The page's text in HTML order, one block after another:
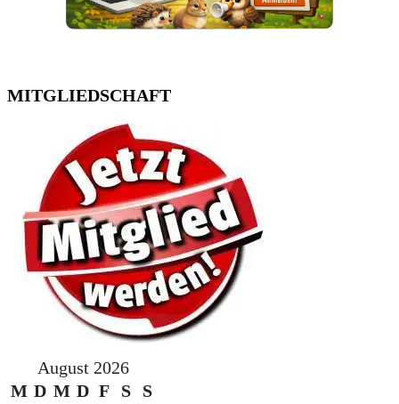
MITGLIEDSCHAFT
August 2026
M D M D F S
S